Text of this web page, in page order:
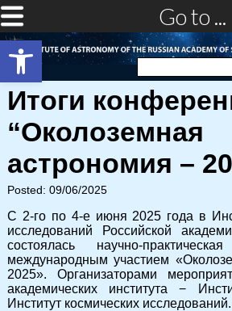
Open toolbar
Go to ...
Search
Итоги
“Околоземная
астрономия –
Posted: 09/06/2025
С 2-го по 4-е июня 2025 года в
исследований Российской
состоялась научно-
международным участием
2025». Организаторами
академических института −
Институт космических исследований.